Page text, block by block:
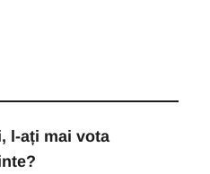
l-ați mai vota